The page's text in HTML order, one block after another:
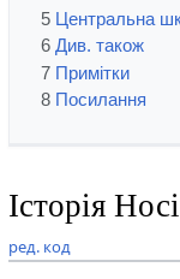
5 Центральна
6 Див. також
7 Примітки
8 Посилання
Історія
ред. код